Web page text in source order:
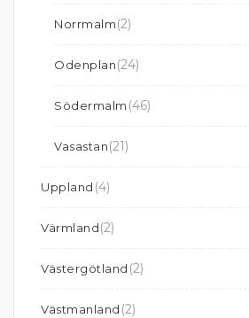
Norrmalm(2)
Odenplan(24)
Södermalm (46)
Vasastan(21)
Uppland (4)
Värmland(2)
Västergötland (2)
Västmanland (2)